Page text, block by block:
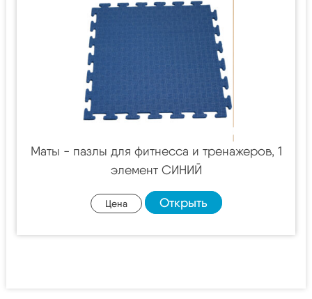
Маты - пазлы для фитнесса и тренажеров, 1
элемент СИНИЙ
Цена Открыть